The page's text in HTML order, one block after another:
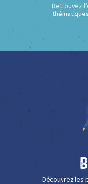
Retrouvez
Découvrez les